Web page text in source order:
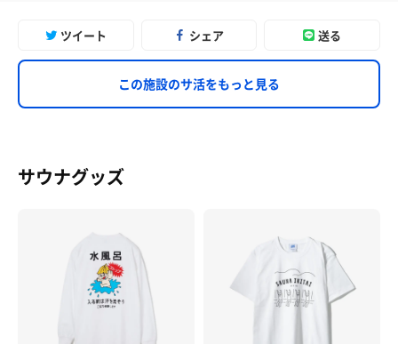
ツイート シェア 送る
この施設のサ活をもっと見る
サウナグッズ